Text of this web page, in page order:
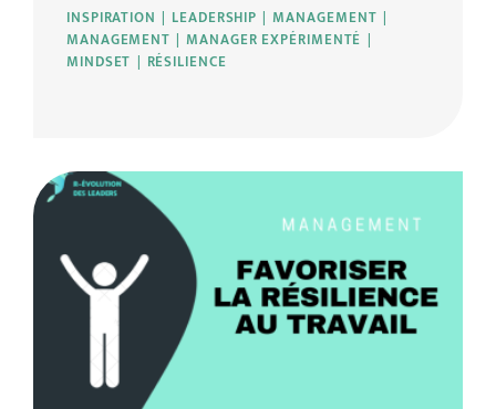
INSPIRATION LEADERSHIP
MANAGEMENT
MANAGEMENT
MANAGER EXPÉRIMENTÉ
MINDSET
RÉSILIENCE